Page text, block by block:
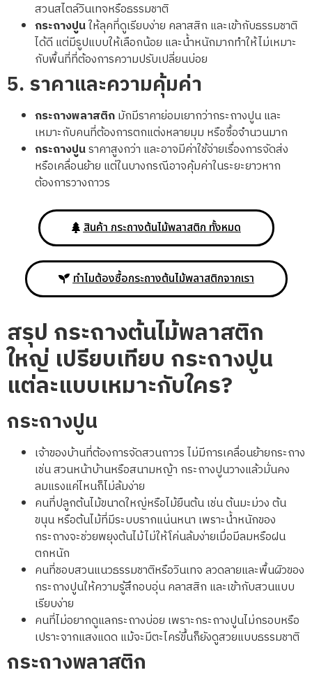
สวนสไตล์วินเทจหรือธรรมชาติ
กระถางปูนให้ลุคที่ดูเรียบง่าย คลาสสิก และเข้ากับธรรมชาติ
ได้ดี แต่มีรูปแบบให้เลือกน้อย และน้ำหนักมากทำให้ไม่เหมาะ
กับพื้นที่ที่ต้องการความปรับเปลี่ยนบ่อย
5.ราคาและความคุ้มค่า
กระถางพลาสติกมักมีราคาย่อมเยากว่ากระถางปูน และ
เหมาะกับคนที่ต้องการตกแต่งหลายมุม หรือซื้อจำนวนมาก
กระถางปูนราคาสูงกว่า และอาจมีค่าใช้จ่ายเรื่องการจัดส่ง
หรือเคลื่อนย้าย แต่ในบางกรณีอาจคุ้มค่าในระยะยาวหาก
ต้องการวางถาวร
สินค้า กระถางต้นไม้พลาสติก ทั้งหมด
ทำไมต้องซื้อกระถางต้นไม้พลาสติกจากเรา
สรุป กระถางต้นไม้พลาสติก
ใหญ่ เปรียบเทียบ กระถางปูน
แต่ละแบบเหมาะกับใคร?
กระถางปูน
เจ้าของบ้านที่ต้องการจัดสวนถาวร ไม่มีการเคลื่อนย้ายกระถาง
เช่น สวนหน้าบ้านหรือสนามหญ้า กระถางปูนวางแล้วมั่นคง
ลมแรงแค่ไหนก็ไม่ล้มง่าย
คนที่ปลูกต้นไม้ขนาดใหญ่หรือไม้ยืนต้น เช่น ต้นมะม่วง ต้น
ขนุน หรือต้นไม้ที่มีระบบรากแน่นหนา เพราะน้ำหนักของ
กระถางจะช่วยพยุงต้นไม้ไม่ให้โค่นล้มง่ายเมื่อมีลมหรือฝน
ตกหนัก
คนที่ชอบสวนแนวธรรมชาติหรือวินเทจ ลวดลายและพื้นผิวของ
กระถางปูนให้ความรู้สึกอบอุ่น คลาสสิก และเข้ากับสวนแบบ
เรียบง่าย
คนที่ไม่อยากดูแลกระถางบ่อย เพราะกระถางปูนไม่กรอบหรือ
เปราะจากแสงแดด แม้จะมีตะไคร่ขึ้นก็ยังดูสวยแบบธรรมชาติ
กระถางพลาสติก